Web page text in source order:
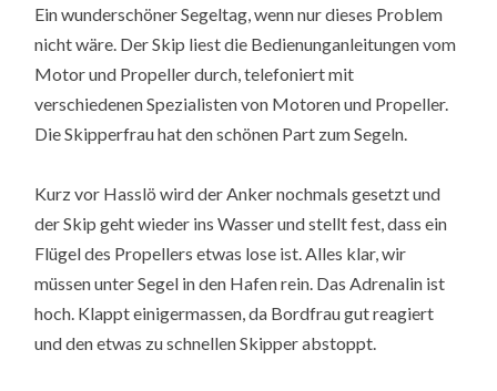
Ein wunderschöner Segeltag, wenn nur dieses Problem
nicht wäre. Der Skip liest die Bedienunganleitungen vom
Motor und Propeller durch, telefoniert mit
verschiedenen Spezialisten von Motoren und Propeller.
Die Skipperfrau hat den schönen Part zum Segeln.
Kurz vor Hasslö wird der Anker nochmals gesetzt und
der Skip geht wieder ins Wasser und stellt fest, dass ein
Flügel des Propellers etwas lose ist. Alles klar, wir
müssen unter Segel in den Hafen rein. Das Adrenalin ist
hoch. Klappt einigermassen, da Bordfrau gut reagiert
und den etwas zu schnellen Skipper abstoppt.